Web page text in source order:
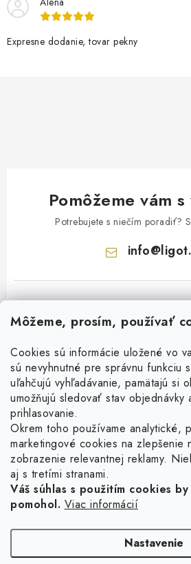
Môžeme, prosím, používať
Cookies sú informácie uložené vo
sú nevyhnutné pre správnu funkciu
uľahčujú vyhľadávanie, pamätajú si
umožňujú sledovať stav objednávky
prihlasovanie.
Okrem toho používame analytické,
marketingové cookies na zlepšenie
zobrazenie relevantnej reklamy.
aj s tretími stranami.
Váš súhlas s použitím cookies by
pomohol. Viac informácií
Nastavenie
Expresne dodanie, tovar pekny
Pomôžeme vám
Potrebujete s niečím poradiť?
info@
Facebook
Obľúbené šperky
Náušnice
Prstene
Náramky
Informácie pre vás